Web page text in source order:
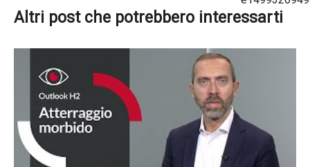
Altri post che potrebbero interessarti